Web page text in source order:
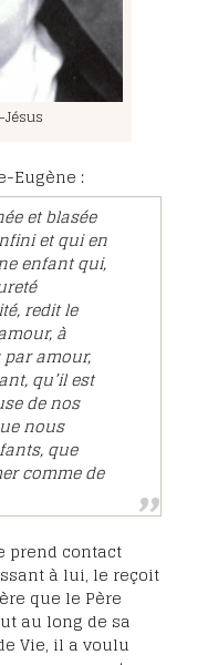
Jésus
Eugène :
et blasée
et qui en
enfant qui,
redit le
à
amour,
qu’il est
de nos
nous
que
comme de
prend contact
à lui, le reçoit
que le Père
au long de sa
Vie, il a voulu